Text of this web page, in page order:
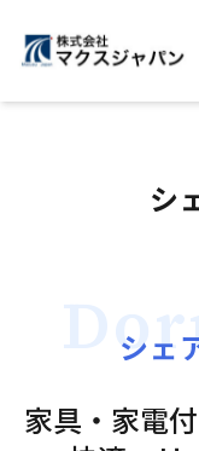
シ
シェ
家具・家電